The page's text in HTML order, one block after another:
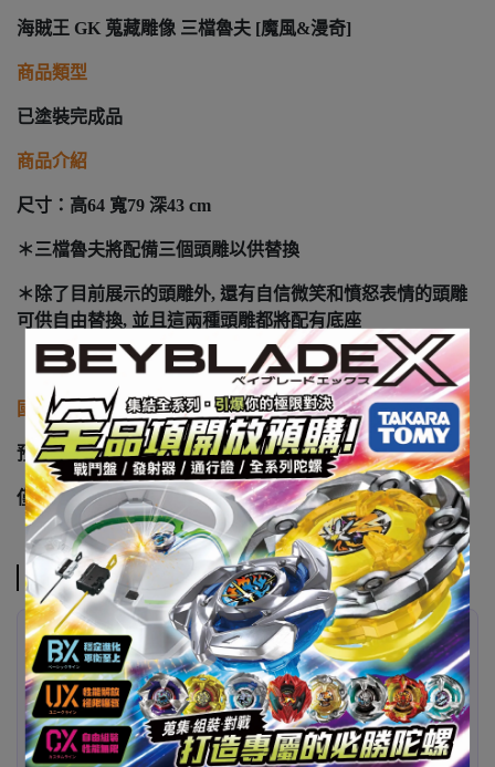
海賊王 GK 蒐藏雕像 三檔魯夫 [魔風&漫奇]
商品類型
已塗裝完成品
商品介紹
尺寸：高64 寬79 深43 cm
＊三檔魯夫將配備三個頭雕以供替換
＊除了目前展示的頭雕外, 還有自信微笑和憤怒表情的頭雕
可供自由替換, 並且這兩種頭雕都將配有底座
國際運費到台另計
預計發貨日：2026/12
僅供參考，以廠商實際出貨時間為準
注意事項
✦ 代購已發售商品 ✦
400% & 500% 下單後約2–3 週抵台
1000% 下單後約4–5 週抵台
✦ 預購商品注意事項 ✦